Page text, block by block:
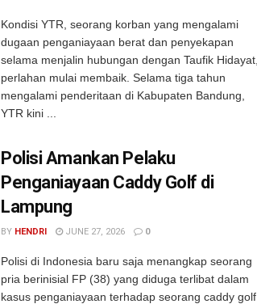
Kondisi YTR, seorang korban yang mengalami
dugaan penganiayaan berat dan penyekapan
selama menjalin hubungan dengan Taufik Hidayat,
perlahan mulai membaik. Selama tiga tahun
mengalami penderitaan di Kabupaten Bandung,
YTR kini ...
Polisi Amankan Pelaku
Penganiayaan Caddy Golf di
Lampung
BY HENDRI JUNE 27, 2026 0
Polisi di Indonesia baru saja menangkap seorang
pria berinisial FP (38) yang diduga terlibat dalam
kasus penganiayaan terhadap seorang caddy golf.